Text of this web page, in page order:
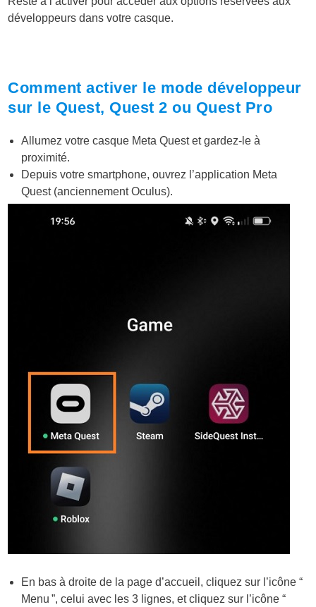
développeurs dans votre casque.
Comment activer le mode développeur
sur le Quest, Quest 2 ou Quest Pro
Allumez votre casque Meta Quest et gardez-le à
proximité.
Depuis votre smartphone, ouvrez l’application Meta
Quest (anciennement Oculus).
En bas à droite de la page d’accueil, cliquez sur l’icône “
Menu ”, celui avec les 3 lignes, et cliquez sur l’icône “